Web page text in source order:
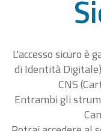
L'accesso sicuro è
di Identità
CNS
Entrambi gli